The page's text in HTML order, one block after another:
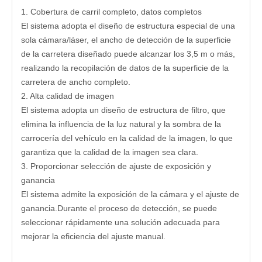
1. Cobertura de carril completo, datos completos
El sistema adopta el diseño de estructura especial de una
sola cámara/láser, el ancho de detección de la superficie
de la carretera diseñado puede alcanzar los 3,5 m o más,
realizando la recopilación de datos de la superficie de la
carretera de ancho completo.
2. Alta calidad de imagen
El sistema adopta un diseño de estructura de filtro, que
elimina la influencia de la luz natural y la sombra de la
carrocería del vehículo en la calidad de la imagen, lo que
garantiza que la calidad de la imagen sea clara.
3. Proporcionar selección de ajuste de exposición y
ganancia
El sistema admite la exposición de la cámara y el ajuste de
ganancia.Durante el proceso de detección, se puede
seleccionar rápidamente una solución adecuada para
mejorar la eficiencia del ajuste manual.